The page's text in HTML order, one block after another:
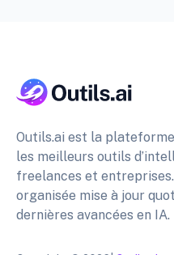
Outils.ai est la
les meilleurs outils
freelances et
organisée mise à jour
dernières avancées en IA.